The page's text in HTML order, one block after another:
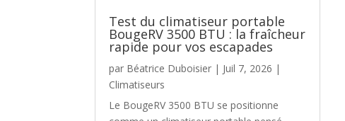
Test du climatiseur portable
BougeRV 3500 BTU : la fraîcheur
rapide pour vos escapades
par Béatrice Duboisier | Juil 7, 2026 |
Climatiseurs
Le BougeRV 3500 BTU se positionne